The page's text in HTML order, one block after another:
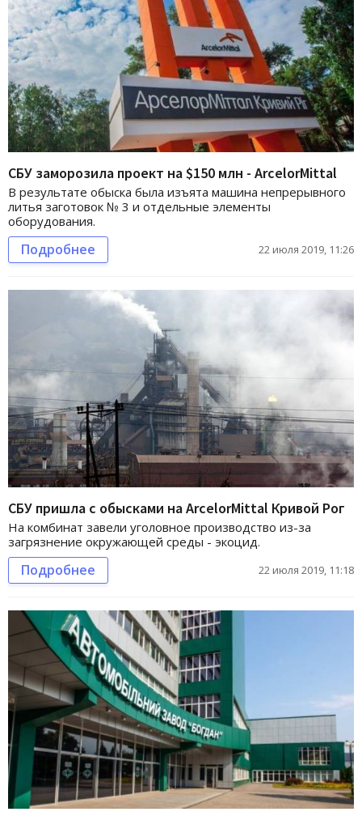
СБУ заморозила проект на $150 млн - ArcelorMittal
В результате обыска была изъята машина непрерывного
литья заготовок № 3 и отдельные элементы
оборудования.
Подробнее 22 июля 2019, 11:26
СБУ пришла с обысками на ArcelorMittal Кривой Рог
На комбинат завели уголовное производство из-за
загрязнение окружающей среды - экоцид.
Подробнее 22 июля 2019, 11:18